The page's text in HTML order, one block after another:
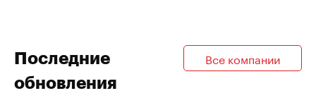
Последние
обновления
Все компании